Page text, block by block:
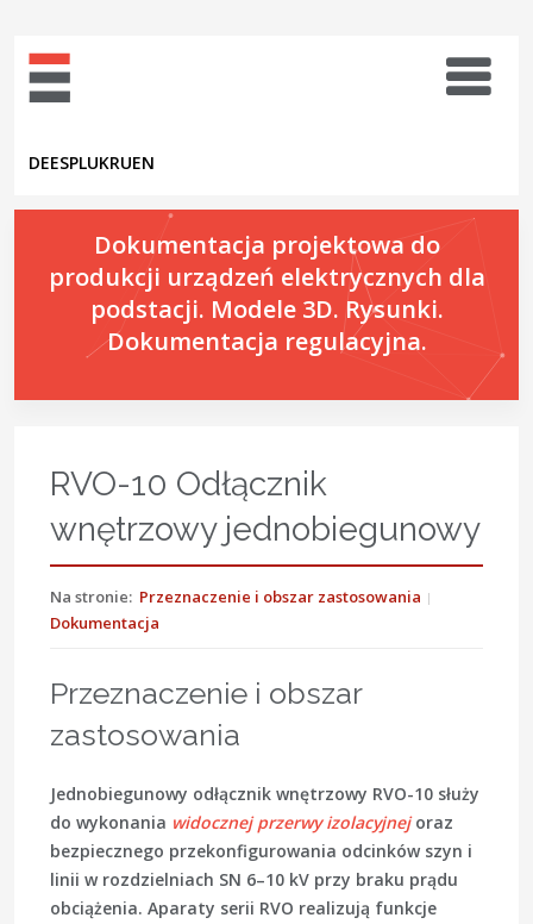
DEESPLUKRUEN
Dokumentacja projektowa do
produkcji urządzeń elektrycznych dla
podstacji. Modele 3D. Rysunki.
Dokumentacja regulacyjna.
RVO-10 Odłącznik
wnętrzowy jednobiegunowy
Na stronie: Przeznaczenie i obszar zastosowania
Dokumentacja
Przeznaczenie i obszar
zastosowania
Jednobiegunowy odłącznik wnętrzowy RVO-10 służy
do wykonania widocznej przerwy izolacyjnejoraz
bezpiecznego przekonfigurowania odcinków szyn i
linii w rozdzielniach SN 6–10 kV przy braku prądu
obciążenia. Aparaty serii RVO realizują funkcje